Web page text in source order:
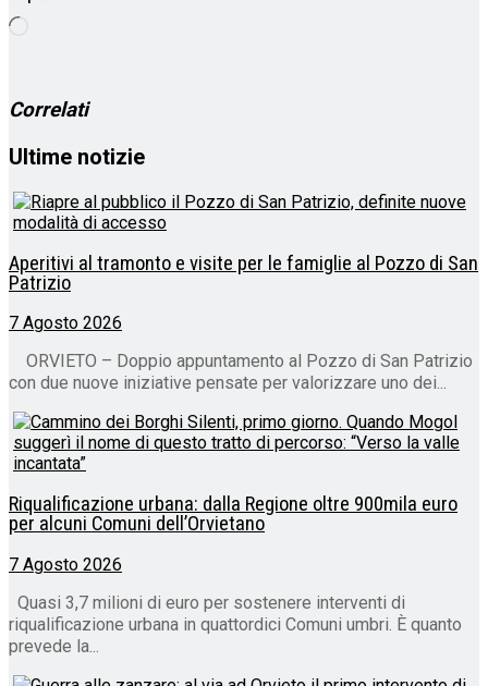
Correlati
Ultime notizie
Aperitivi al tramonto e visite per le famiglie al Pozzo di San
Patrizio
7 Agosto 2026
ORVIETO – Doppio appuntamento al Pozzo di San Patrizio
con due nuove iniziative pensate per valorizzare uno dei...
Riqualificazione urbana: dalla Regione oltre 900mila euro
per alcuni Comuni dell’Orvietano
7 Agosto 2026
Quasi 3,7 milioni di euro per sostenere interventi di
riqualificazione urbana in quattordici Comuni umbri. È quanto
prevede la...